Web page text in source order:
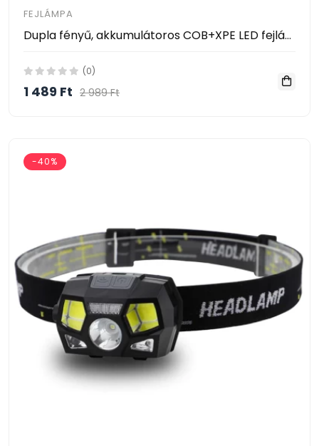
FEJLÁMPA
Dupla fényű, akkumulátoros COB+XPE LED fejlámpa
(0)
1 489 Ft 2 989 Ft
-40%